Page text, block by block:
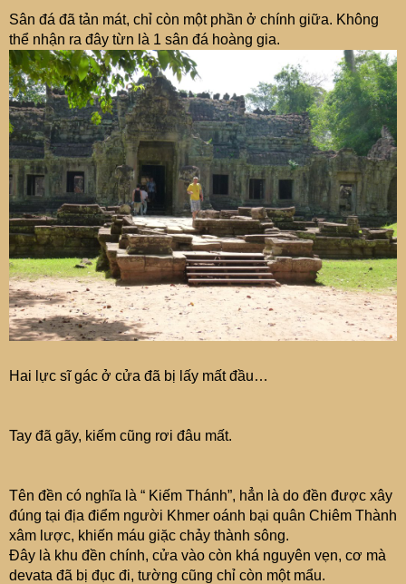
Sân đá đã tản mát, chỉ còn một phần ở chính giữa. Không
thể nhận ra đây từn là 1 sân đá hoàng gia.
Hai lực sĩ gác ở cửa đã bị lấy mất đầu…
Tay đã gãy, kiếm cũng rơi đâu mất.
Tên đền có nghĩa là “ Kiếm Thánh”, hẳn là do đền được xây
đúng tại địa điểm người Khmer oánh bại quân Chiêm Thành
xâm lược, khiến máu giặc chảy thành sông.
Đây là khu đền chính, cửa vào còn khá nguyên vẹn, cơ mà
devata đã bị đục đi, tường cũng chỉ còn một mẩu.